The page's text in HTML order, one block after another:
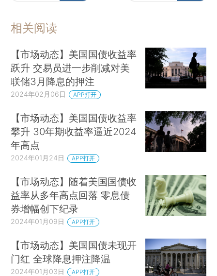
相关阅读
【市场动态】美国国债收益率
跃升 交易员进一步削减对美
联储3月降息的押注
2024年02月06日 APP打开
【市场动态】美国国债收益率
攀升 30年期收益率逼近2024
年高点
2024年01月24日 APP打开
【市场动态】随着美国国债收
益率从多年高点回落 零息债
券增幅创下纪录
2024年01月09日 APP打开
【市场动态】美国国债未现开
门红 全球降息押注降温
2024年01月03日 APP打开